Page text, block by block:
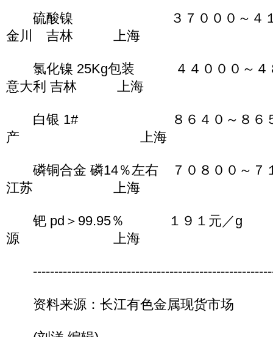
硫酸镍 ３７０００～４
金川 吉林 上海
氯化镍 25Kg包装 ４４０００～
意大利 吉林 上海
白银 1# ８６４０～８６５
产 上海
磷铜合金 磷14％左右 ７０８００
江苏 上海
钯 pd＞99.95％ １９１
源 上海
资料来源：长江有色金属现货市场